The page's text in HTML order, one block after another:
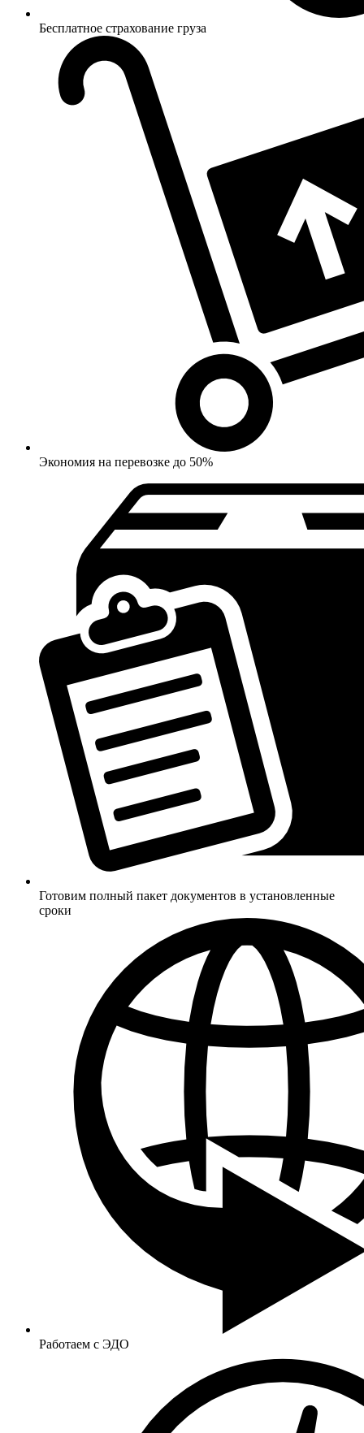
Бесплатное страхование груза
Экономия на перевозке до 50%
Готовим полный пакет документов в установленные
сроки
Работаем с ЭДО